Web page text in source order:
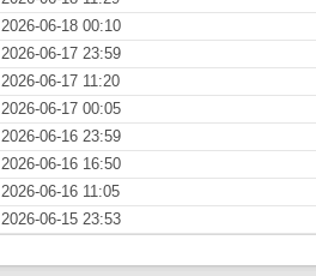
2026-06-18 00:10
2026-06-17 23:59
2026-06-17 11:20
2026-06-17 00:05
2026-06-16 23:59
2026-06-16 16:50
2026-06-16 11:05
2026-06-15 23:53